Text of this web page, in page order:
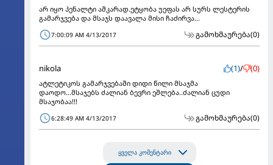
არ იყო პენალტი აშკარად.ეტყობა უეფას არ სურს ლესტერის
გამარჯვება და მსაჯს დაავალა მისი ჩაძირვა...
7:00:09 AM 4/13/2017 გამოხმაურება(0)
nikola (1)/ (0)
ატლეტიკოს გამარჯვებაში დიდი წილი მსაჯმა
დაოდო...მსაჯებს ძალიან ბევრი ეშლება..ძალიან ცუდი
მსაჯობაა!!!
6:28:49 AM 4/13/2017 გამოხმაურება(0)
ყველა კომენტარი